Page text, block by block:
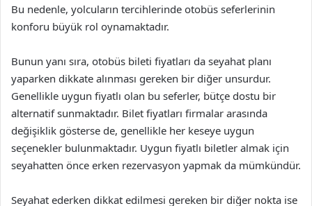
Bu nedenle, yolcuların tercihlerinde otobüs seferlerinin
konforu büyük rol oynamaktadır.
Bunun yanı sıra, otobüs bileti fiyatları da seyahat planı
yaparken dikkate alınması gereken bir diğer unsurdur.
Genellikle uygun fiyatlı olan bu seferler, bütçe dostu bir
alternatif sunmaktadır. Bilet fiyatları firmalar arasında
değişiklik gösterse de, genellikle her keseye uygun
seçenekler bulunmaktadır. Uygun fiyatlı biletler almak için
seyahatten önce erken rezervasyon yapmak da mümkündür.
Seyahat ederken dikkat edilmesi gereken bir diğer nokta ise